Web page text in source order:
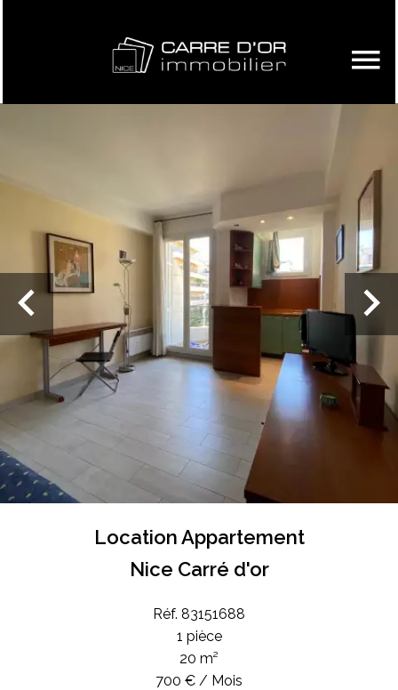
Location Appartement
Nice Carré d'or
Réf. 83151688
1 pièce
20 m²
700 € / Mois